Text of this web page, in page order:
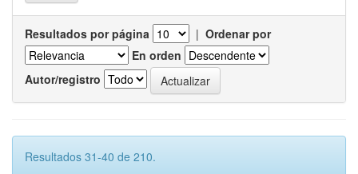
Resultados por página | Ordenar por
En orden
Autor/registro
Resultados 31-40 de 210.